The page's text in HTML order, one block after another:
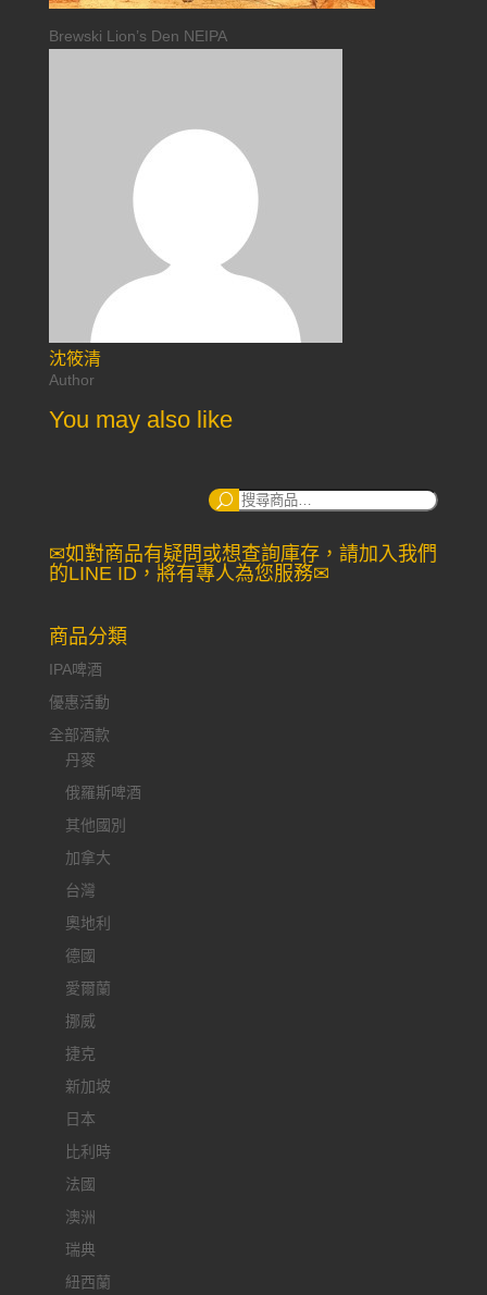
Brewski Lion’s Den NEIPA
沈筱清
Author
You may also like
搜
✉如對商品有疑問或想查詢庫存，請加入我們
的LINE ID，將有專人為您服務✉
商品分類
IPA啤酒
優惠活動
全部酒款
丹麥
俄羅斯啤酒
其他國別
加拿大
台灣
奧地利
德國
愛爾蘭
挪威
捷克
新加坡
日本
比利時
法國
澳洲
瑞典
紐西蘭